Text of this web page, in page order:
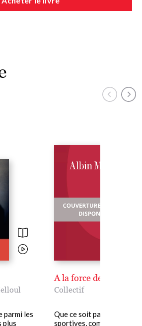
parmi les
plus
A la force des mots
Collectif
Que ce soit par les
sportives, comme la